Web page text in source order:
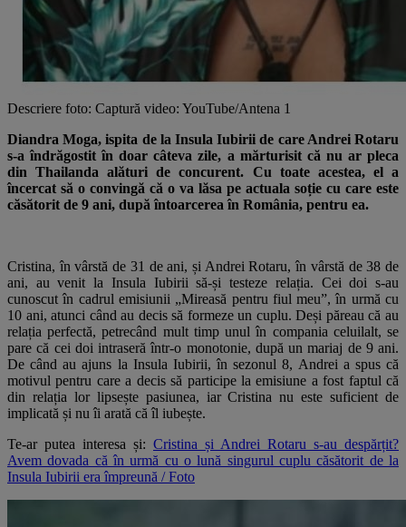
Descriere foto: Captură video: YouTube/Antena 1
Diandra Moga, ispita de la Insula Iubirii de care Andrei Rotaru
s-a îndrăgostit în doar câteva zile, a mărturisit că nu ar pleca
din Thailanda alături de concurent. Cu toate acestea, el a
încercat să o convingă că o va lăsa pe actuala soție cu care este
căsătorit de 9 ani, după întoarcerea în România, pentru ea.
Cristina, în vârstă de 31 de ani, și Andrei Rotaru, în vârstă de 38 de
ani, au venit la Insula Iubirii să-și testeze relația. Cei doi s-au
cunoscut în cadrul emisiunii „Mireasă pentru fiul meu”, în urmă cu
10 ani, atunci când au decis să formeze un cuplu. Deși păreau că au
relația perfectă, petrecând mult timp unul în compania celuilalt, se
pare că cei doi intraseră într-o monotonie, după un mariaj de 9 ani.
De când au ajuns la Insula Iubirii, în sezonul 8, Andrei a spus că
motivul pentru care a decis să participe la emisiune a fost faptul că
din relația lor lipsește pasiunea, iar Cristina nu este suficient de
implicată și nu îi arată că îl iubește.
Te-ar putea interesa și: Cristina și Andrei Rotaru s-au despărțit?
Avem dovada că în urmă cu o lună singurul cuplu căsătorit de la
Insula Iubirii era împreună / Foto